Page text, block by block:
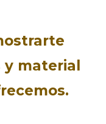
material